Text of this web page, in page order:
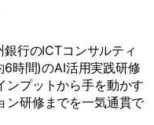
行のICTコンサルティ
6時間)のAI活用実践研修
ンプットから手を動かす
ン研修までを一気通貫で